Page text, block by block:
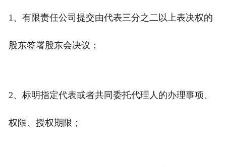
1、有限责任公司提交由代表三分之二以上表决权的
股东签署股东会决议；
2、标明指定代表或者共同委托代理人的办理事项、
权限、授权期限；